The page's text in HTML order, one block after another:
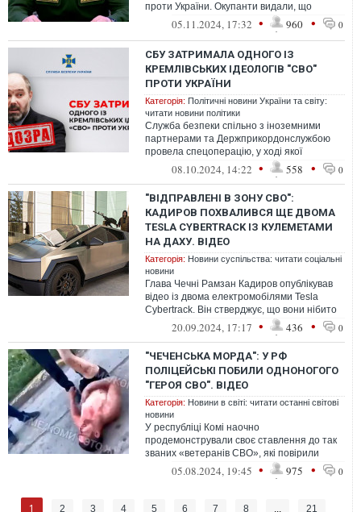
проти України. Окупанти видали, що
вторгнення РФ нібито не дозволило ...
05.11.2024, 17:32 • 960 • 0
СБУ ЗАТРИМАЛА ОДНОГО ІЗ
КРЕМЛІВСЬКИХ ІДЕОЛОГІВ "СВО"
ПРОТИ УКРАЇНИ
Категорія: Політичні новини України та світу:
читати новини політики
Служба безпеки спільно з іноземними
партнерами та Держприкордонслужбою
провела спецоперацію, у ході якої
затримала Дмитра Чистіліна –
кремлівського ід...
08.10.2024, 14:22 • 558 • 0
"ВІДПРАВЛЕНІ В ЗОНУ СВО":
КАДИРОВ ПОХВАЛИВСЯ ЩЕ ДВОМА
TESLA CYBERTRACK ІЗ КУЛЕМЕТАМИ
НА ДАХУ. ВІДЕО
Категорія: Новини суспільства: читати соціальні
новини
Глава Чечні Рамзан Кадиров опублікував
відео із двома електромобілями Tesla
Cybertrack. Він стверджує, що вони нібито
використовуються російськими оку...
20.09.2024, 17:17 • 436 • 0
"ЧЕЧЕНСЬКА МОРДА": У РФ
ПОЛІЦЕЙСЬКІ ПОБИЛИ ОДНОНОГОГО
"ГЕРОЯ СВО". ВІДЕО
Категорія: Новини в світі: читати останні світові
новини
У республіці Комі наочно
продемонстрували своє ставлення до так
званих «ветеранів СВО», які повірили
кремлівському диктатору Володимиру
05.08.2024, 19:45 • 975 • 0
1 2 3 4 5 6 7 8 ... 21